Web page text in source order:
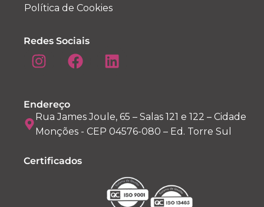
Política de Cookies
Redes Sociais
Endereço
Rua James Joule, 65 – Salas 121 e 122 – Cidade
Monções - CEP 04576-080 – Ed. Torre Sul
Certificados